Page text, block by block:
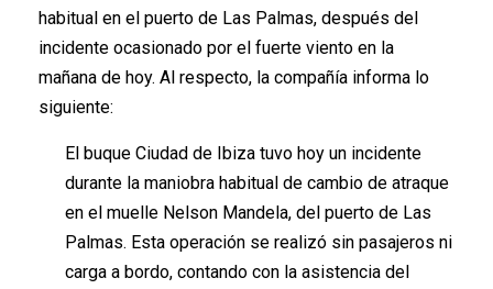
habitual en el puerto de Las Palmas, después del
incidente ocasionado por el fuerte viento en la
mañana de hoy. Al respecto, la compañía informa lo
siguiente:
El buque Ciudad de Ibiza tuvo hoy un incidente
durante la maniobra habitual de cambio de atraque
en el muelle Nelson Mandela, del puerto de Las
Palmas. Esta operación se realizó sin pasajeros ni
carga a bordo, contando con la asistencia del